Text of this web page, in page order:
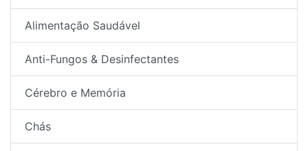
Alimentação Saudável
Anti-Fungos & Desinfectantes
Cérebro e Memória
Chás